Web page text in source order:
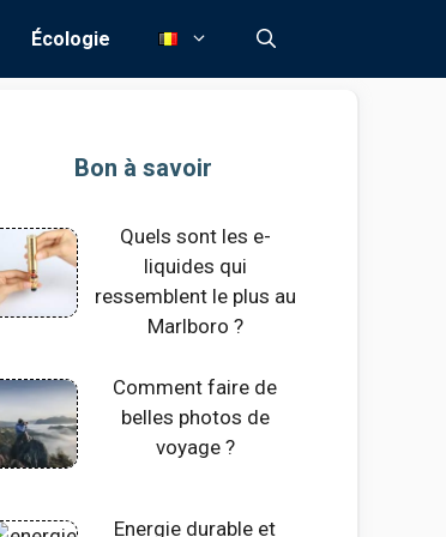
Écologie
Bon à savoir
Quels sont les e-
liquides qui
ressemblent le plus au
Marlboro ?
Comment faire de
belles photos de
voyage ?
Energie durable et